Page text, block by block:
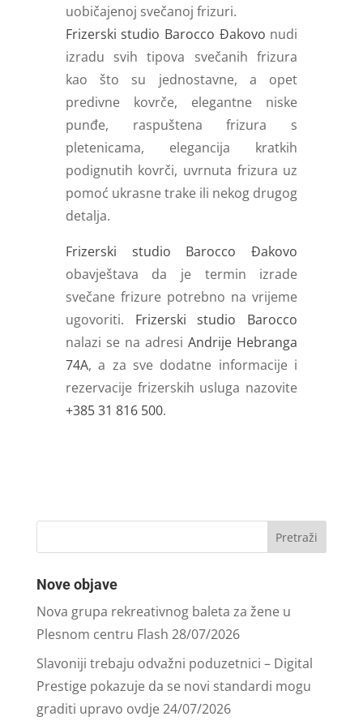
uobičajenoj svečanoj frizuri.
Frizerski studio Barocco Đakovo nudi
izradu svih tipova svečanih frizura
kao što su jednostavne, a opet
predivne kovrče, elegantne niske
punđe, raspuštena frizura s
pletenicama, elegancija kratkih
podignutih kovrči, uvrnuta frizura uz
pomoć ukrasne trake ili nekog drugog
detalja.
Frizerski studio Barocco Đakovo
obavještava da je termin izrade
svečane frizure potrebno na vrijeme
ugovoriti. Frizerski studio Barocco
nalazi se na adresiAndrije Hebranga
74A, a za sve dodatne informacije i
rezervacije frizerskih usluga nazovite
+385 31 816 500.
Nove objave
Nova grupa rekreativnog baleta za žene u
Plesnom centru Flash 28/07/2026
Slavoniji trebaju odvažni poduzetnici – Digital
Prestige pokazuje da se novi standardi mogu
graditi upravo ovdje24/07/2026